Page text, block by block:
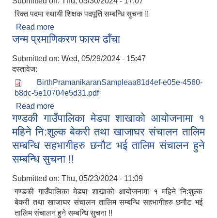
रिक्त पदमा स्थायी शिक्षक पदपूर्ति सम्बन्धि सुचना !!
Read more
जन्म प्रमाणिकरण फारम ढाँचा
Submitted on: Wed, 05/29/2024 - 15:47
दस्तावेज:
BirthPramanikaranSampleaa81d4ef-e05e-4560-
b8dc-5e10704e5d31.pdf
Read more
गण्डकी गाउँपालिका मेडपा शाखाको आयोजनामा १
महिने नि:शुल्क बेकरी तथा खाजाघर संचालन तालिम
सम्बन्धि सहभागीहरु छनौट भई तालिम संचालन हुने
सम्बन्धि सुचना !!
Submitted on: Thu, 05/23/2024 - 11:09
गण्डकी गाउँपालिका मेडपा शाखाको आयोजनामा १ महिने नि:शुल्क
बेकरी तथा खाजाघर संचालन तालिम सम्बन्धि सहभागीहरु छनौट भई
तालिम संचालन हुने सम्बन्धि सुचना !!